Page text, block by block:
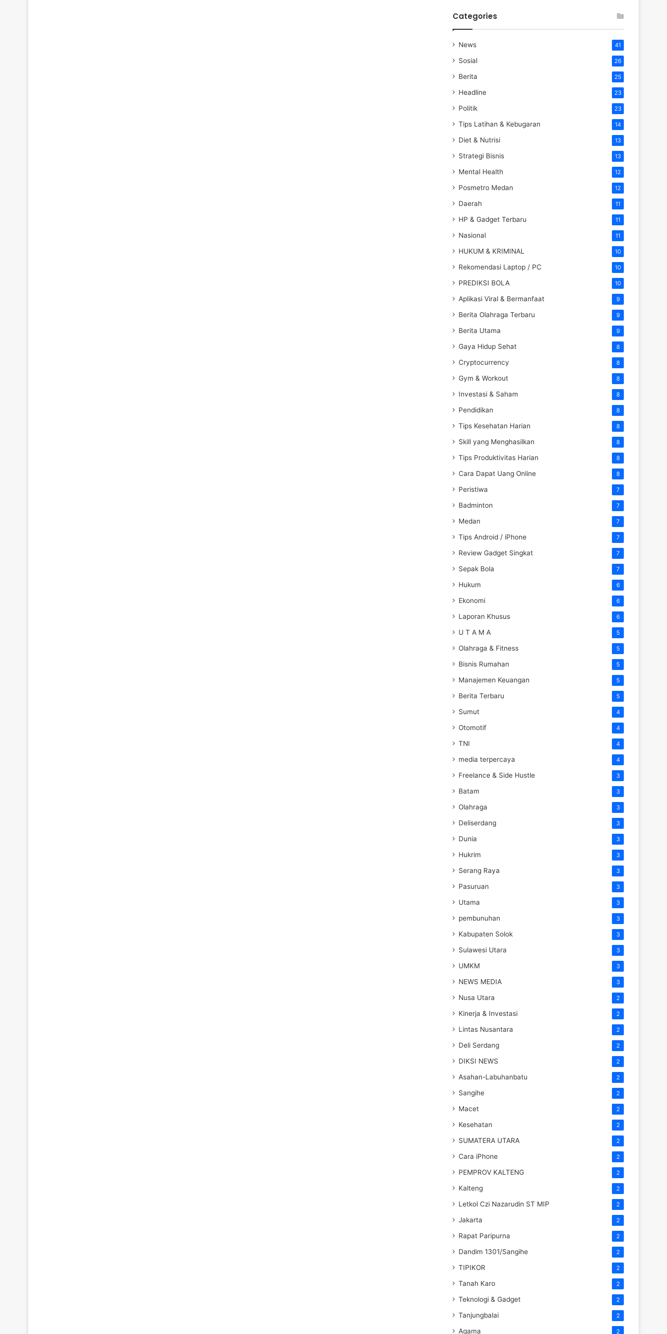
Categories
News 41
Sosial 26
Berita 25
Headline 23
Politik 23
Tips Latihan & Kebugaran 14
Diet & Nutrisi 13
Strategi Bisnis 13
Mental Health 12
Posmetro Medan 12
Daerah 11
HP & Gadget Terbaru 11
Nasional 11
HUKUM & KRIMINAL 10
Rekomendasi Laptop / PC 10
PREDIKSI BOLA 10
Aplikasi Viral & Bermanfaat 9
Berita Olahraga Terbaru 9
Berita Utama 9
Gaya Hidup Sehat 8
Cryptocurrency 8
Gym & Workout 8
Investasi & Saham 8
Pendidikan 8
Tips Kesehatan Harian 8
Skill yang Menghasilkan 8
Tips Produktivitas Harian 8
Cara Dapat Uang Online 8
Peristiwa 7
Badminton 7
Medan 7
Tips Android / iPhone 7
Review Gadget Singkat 7
Sepak Bola 7
Hukum 6
Ekonomi 6
Laporan Khusus 6
U T A M A 5
Olahraga & Fitness 5
Bisnis Rumahan 5
Manajemen Keuangan 5
Berita Terbaru 5
Sumut 4
Otomotif 4
TNI 4
media terpercaya 4
Freelance & Side Hustle 3
Batam 3
Olahraga 3
Deliserdang 3
Dunia 3
Hukrim 3
Serang Raya 3
Pasuruan 3
Utama 3
pembunuhan 3
Kabupaten Solok 3
Sulawesi Utara 3
UMKM 3
NEWS MEDIA 3
Nusa Utara 2
Kinerja & Investasi 2
Lintas Nusantara 2
Deli Serdang 2
DIKSI NEWS 2
Asahan-Labuhanbatu 2
Sangihe 2
Macet 2
Kesehatan 2
SUMATERA UTARA 2
Cara iPhone 2
PEMPROV KALTENG 2
Kalteng 2
Letkol Czi Nazarudin ST MIP 2
Jakarta 2
Rapat Paripurna 2
Dandim 1301/Sangihe 2
TIPIKOR 2
Tanah Karo 2
Teknologi & Gadget 2
Tanjungbalai 2
Agama 2